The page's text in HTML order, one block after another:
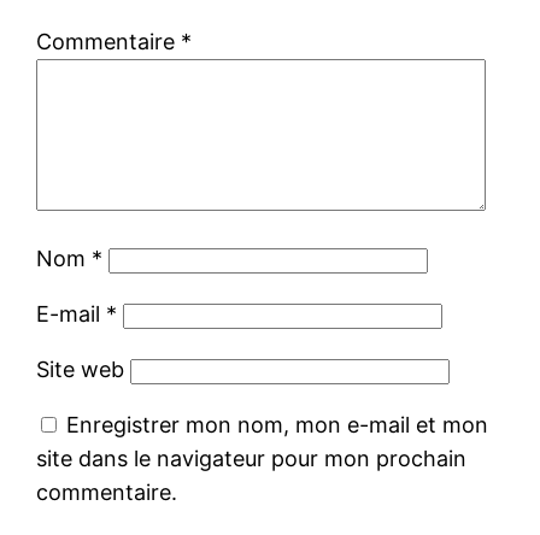
Commentaire *
Nom *
E-mail *
Site web
Enregistrer mon nom, mon e-mail et mon
site dans le navigateur pour mon prochain
commentaire.